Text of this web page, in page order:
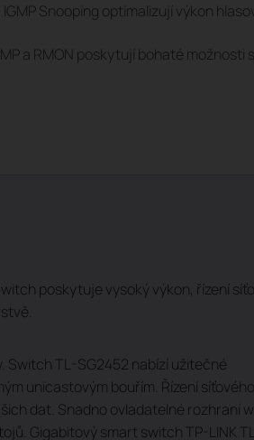
Snooping optimalizují výkon
a RMON poskytují bohaté možnosti
poskytuje vysoký výkon, řízení
Switch TL-SG2452 nabízí užitečné
unicastovým bouřím. Řízení síťového
dat. Snadno ovladatelné rozhraní
Gigabitový smart switch TP-LINK